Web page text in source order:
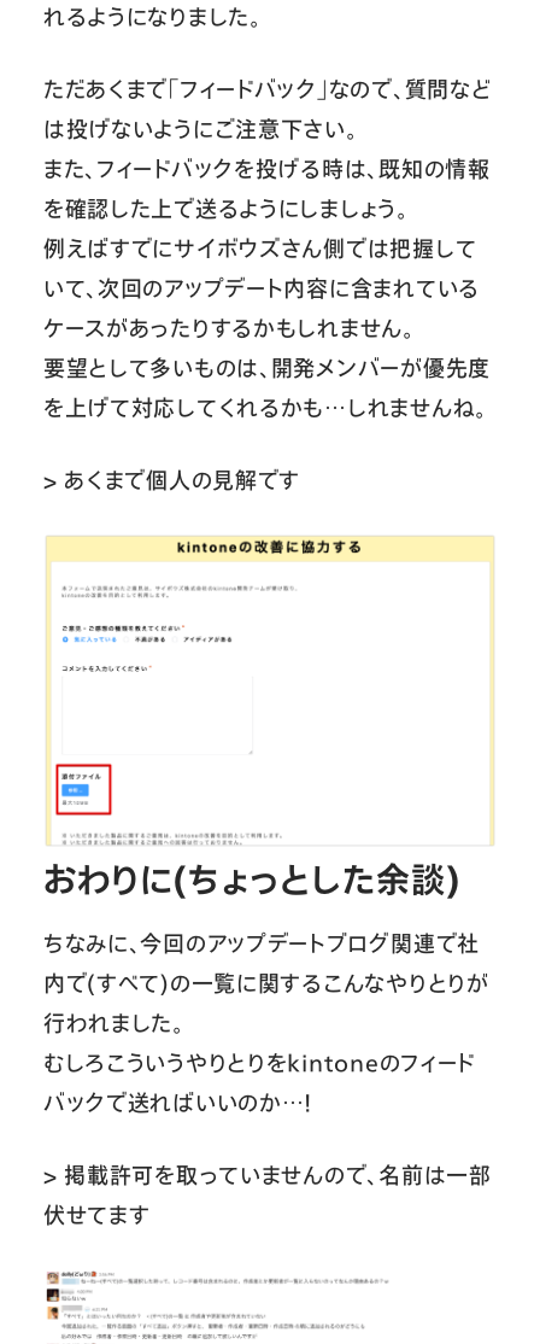
れるようになりました。
ただあくまで「フィードバック」なので、質問など
は投げないようにご注意下さい。
また、フィードバックを投げる時は、既知の情報
を確認した上で送るようにしましょう。
例えばすでにサイボウズさん側では把握して
いて、次回のアップデート内容に含まれている
ケースがあったりするかもしれません。
要望として多いものは、開発メンバーが優先度
を上げて対応してくれるかも…しれませんね。
> あくまで個人の見解です
おわりに(ちょっとした余談)
ちなみに、今回のアップデートブログ関連で社
内で(すべて)の一覧に関するこんなやりとりが
行われました。
むしろこういうやりとりをkintoneのフィード
バックで送ればいいのか…！
> 掲載許可を取っていませんので、名前は一部
伏せてます